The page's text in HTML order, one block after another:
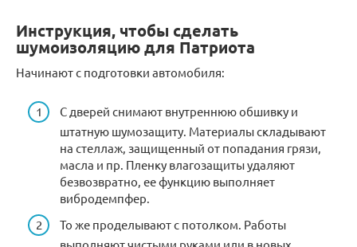
Инструкция, чтобы сделать
шумоизоляцию для Патриота
Начинают с подготовки автомобиля:
С дверей снимают внутреннюю обшивку и
штатную шумозащиту. Материалы складывают
на стеллаж, защищенный от попадания грязи,
масла и пр. Пленку влагозащиты удаляют
безвозвратно, ее функцию выполняет
вибродемпфер.
То же проделывают с потолком. Работы